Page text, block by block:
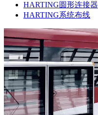
HARTING圆形连接器
HARTING系统布线